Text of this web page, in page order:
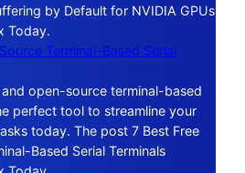
by Default for NVIDIA GPUs
Today.
Terminal-Based Serial
open-source terminal-based
perfect tool to streamline your
today. The post 7 Best Free
Based Serial Terminals